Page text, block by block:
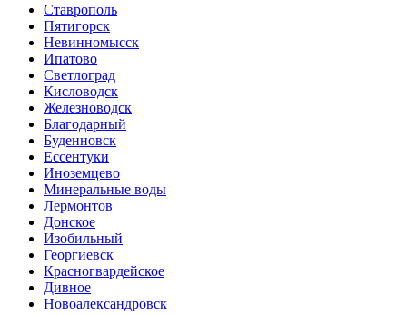
Ставрополь
Пятигорск
Невинномысск
Ипатово
Светлоград
Кисловодск
Железноводск
Благодарный
Буденновск
Ессентуки
Иноземцево
Минеральные воды
Лермонтов
Донское
Изобильный
Георгиевск
Красногвардейское
Дивное
Новоалександровск